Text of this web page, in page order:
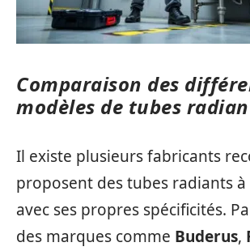
Comparaison des
modèles de tubes
Il existe plusieurs fabricants
proposent des tubes radiants à
avec ses propres spécificités.
des marques comme Buderus,